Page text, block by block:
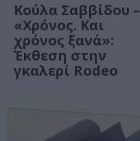
Κούλα Σαββίδου –
«Χρόνος. Και
χρόνος ξανά»:
Έκθεση στην
γκαλερί Rodeo